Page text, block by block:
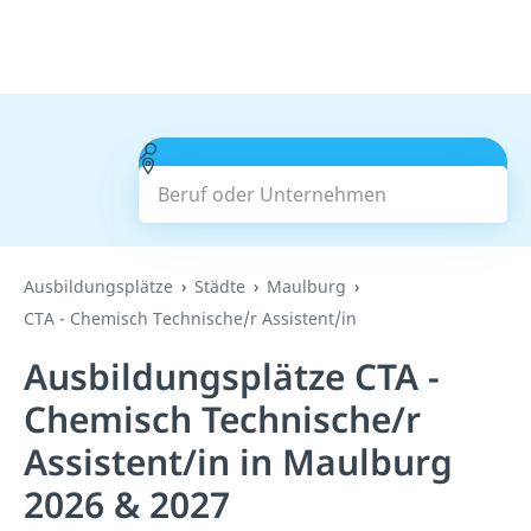
Beruf oder Unternehmen
Suchen
Ausbildungsplätze Städte
Maulburg
CTA - Chemisch Technische/r Assistent/in
Ausbildungsplätze CTA -
Chemisch Technische/r
Assistent/in in Maulburg
2026 & 2027